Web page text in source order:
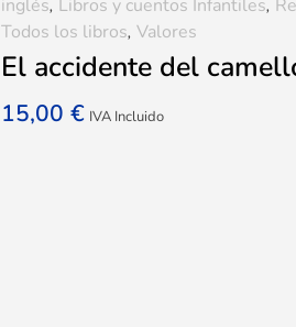
El accidente del
15,00€ IVA Incluido
inglés, Libros y cuentos Infantiles,
Todos los libros,Valores